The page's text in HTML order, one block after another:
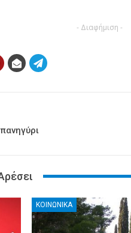
- Διαφήμιση -
ΚΟΙΝΩΝΙΚΑ